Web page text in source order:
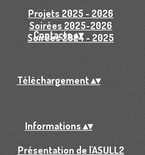
Projets 2025 - 2026
Soirées 2025-2026
Soirées 2024 - 2025
Contacts▴▾
Téléchargement▴▾
Informations ▴▾
Présentation de l'ASULL2